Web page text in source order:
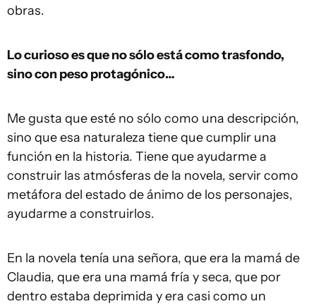
obras.
Lo curioso es que no sólo está como trasfondo,
sino con peso protagónico…
Me gusta que esté no sólo como una descripción,
sino que esa naturaleza tiene que cumplir una
función en la historia. Tiene que ayudarme a
construir las atmósferas de la novela, servir como
metáfora del estado de ánimo de los personajes,
ayudarme a construirlos.
En la novela tenía una señora, que era la mamá de
Claudia, que era una mamá fría y seca, que por
dentro estaba deprimida y era casi como un